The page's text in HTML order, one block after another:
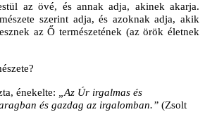
az övé, és annak adja, akinek akarja.
szerint adja, és azoknak adja, akik
az Ő természetének (az örök életnek
énekelte:
„Az Úr irgalmas és
és gazdag az irgalomban.” (Zsolt